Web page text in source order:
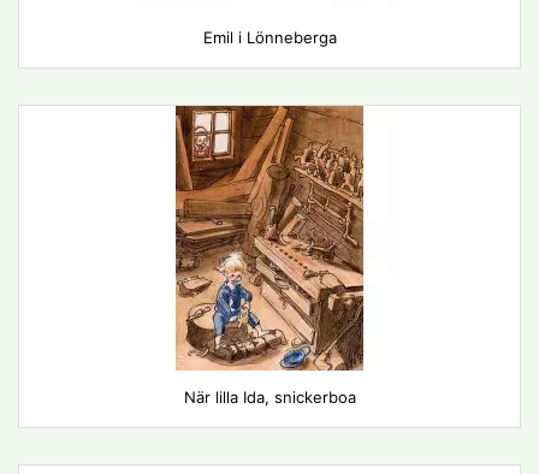
Emil i Lönneberga
När lilla Ida, snickerboa